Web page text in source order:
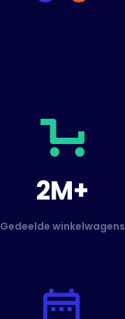
2M+
Gedeelde winkelwagens